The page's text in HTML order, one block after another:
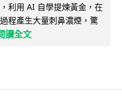
利用 AI 自學提煉黃金，在
程產生大量刺鼻濃煙，驚
讀全文